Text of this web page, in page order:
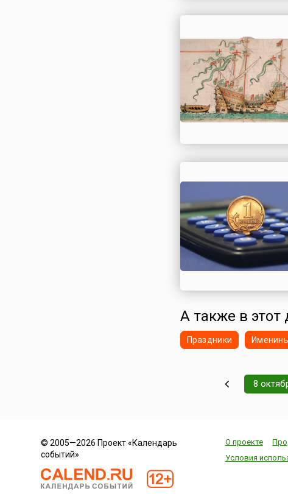
А также в этот
Праздники
8
© 2005—2026 Проект «Календарь
событий»
О проекте
Условия